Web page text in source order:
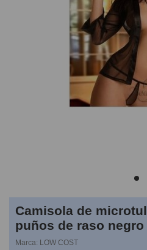
Camisola de
puños de raso negro
Marca: LOW COST